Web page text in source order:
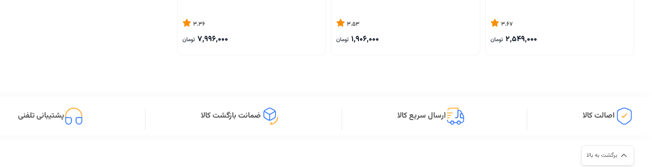
3.67
2,549,000 تومان
3.53
1,906,000 تومان
3.36
7,996,000 تومان
اصالت کالا ارسال سریع کالا ضمانت بازگشت کالا پشتیبانی تلفنی
برگشت به بالا